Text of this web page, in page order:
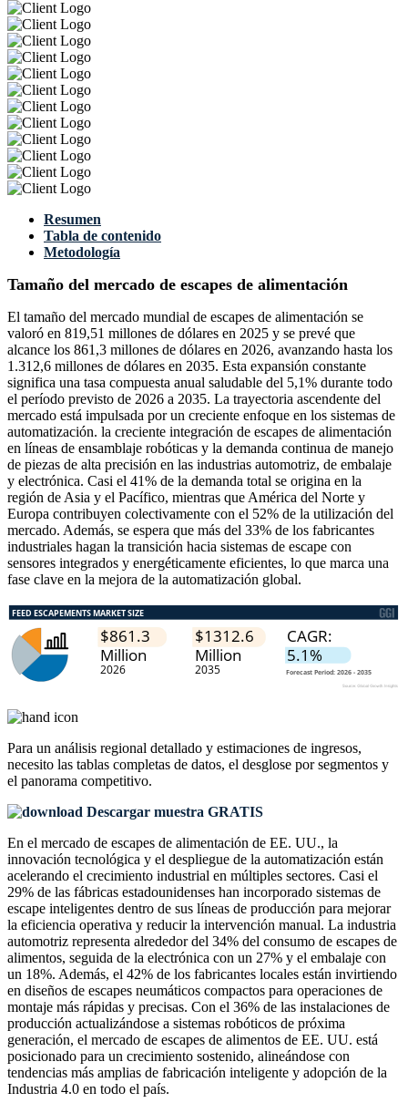
Resumen
Tabla de contenido
Metodología
Tamaño del mercado de escapes de alimentación
El tamaño del mercado mundial de escapes de alimentación se
valoró en 819,51 millones de dólares en 2025 y se prevé que
alcance los 861,3 millones de dólares en 2026, avanzando hasta los
1.312,6 millones de dólares en 2035. Esta expansión constante
significa una tasa compuesta anual saludable del 5,1% durante todo
el período previsto de 2026 a 2035. La trayectoria ascendente del
mercado está impulsada por un creciente enfoque en los sistemas de
automatización. la creciente integración de escapes de alimentación
en líneas de ensamblaje robóticas y la demanda continua de manejo
de piezas de alta precisión en las industrias automotriz, de embalaje
y electrónica. Casi el 41% de la demanda total se origina en la
región de Asia y el Pacífico, mientras que América del Norte y
Europa contribuyen colectivamente con el 52% de la utilización del
mercado. Además, se espera que más del 33% de los fabricantes
industriales hagan la transición hacia sistemas de escape con
sensores integrados y energéticamente eficientes, lo que marca una
fase clave en la mejora de la automatización global.
Para un análisis regional detallado y estimaciones de ingresos,
necesito las tablas completas de datos, el desglose por segmentos y
el panorama competitivo.
Descargar muestra GRATIS
En el mercado de escapes de alimentación de EE. UU., la
innovación tecnológica y el despliegue de la automatización están
acelerando el crecimiento industrial en múltiples sectores. Casi el
29% de las fábricas estadounidenses han incorporado sistemas de
escape inteligentes dentro de sus líneas de producción para mejorar
la eficiencia operativa y reducir la intervención manual. La industria
automotriz representa alrededor del 34% del consumo de escapes de
alimentos, seguida de la electrónica con un 27% y el embalaje con
un 18%. Además, el 42% de los fabricantes locales están invirtiendo
en diseños de escapes neumáticos compactos para operaciones de
montaje más rápidas y precisas. Con el 36% de las instalaciones de
producción actualizándose a sistemas robóticos de próxima
generación, el mercado de escapes de alimentos de EE. UU. está
posicionado para un crecimiento sostenido, alineándose con
tendencias más amplias de fabricación inteligente y adopción de la
Industria 4.0 en todo el país.